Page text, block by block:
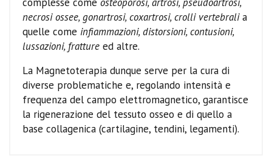
necrosi ossee, gonartrosi, coxartrosi, crolli vertebralia
quelle come infiammazioni, distorsioni, contusioni,
lussazioni, fratture ed altre.
La Magnetoterapia dunque serve per la cura di
diverse problematiche e, regolando intensità e
frequenza del campo elettromagnetico, garantisce
la rigenerazione del tessuto osseo e di quello a
base collagenica (cartilagine, tendini, legamenti).